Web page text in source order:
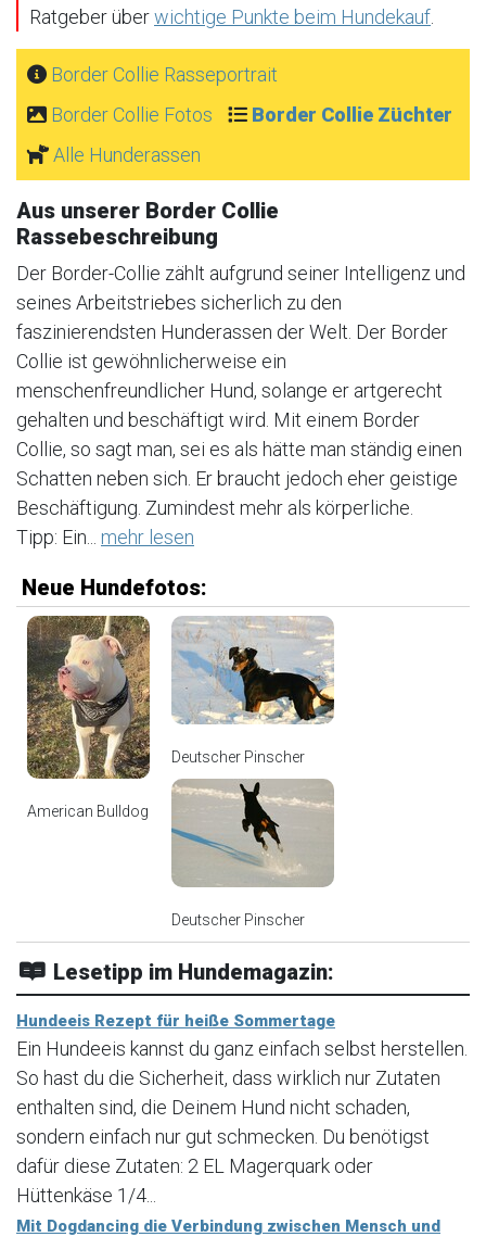
Ratgeber überwichtige Punkte beim Hundekauf
Border Collie Rasseportrait
Border Collie Fotos
Border Collie Züchter
Alle Hunderassen
Aus unserer Border Collie
Rassebeschreibung
Der Border-Collie zählt aufgrund seiner Intelligenz und
seines Arbeitstriebes sicherlich zu den
faszinierendsten Hunderassen der Welt. Der Border
Collie ist gewöhnlicherweise ein
menschenfreundlicher Hund, solange er artgerecht
gehalten und beschäftigt wird. Mit einem Border
Collie, so sagt man, sei es als hätte man ständig einen
Schatten neben sich. Er braucht jedoch eher geistige
Beschäftigung. Zumindest mehr als körperliche.
Tipp: Ein... mehr lesen
Neue Hundefotos:
American Bulldog
Deutscher Pinscher
Deutscher Pinscher
Lesetipp im Hundemagazin:
Hundeeis Rezept für heiße Sommertage
Ein Hundeeis kannst du ganz einfach selbst herstellen.
So hast du die Sicherheit, dass wirklich nur Zutaten
enthalten sind, die Deinem Hund nicht schaden,
sondern einfach nur gut schmecken. Du benötigst
dafür diese Zutaten: 2 EL Magerquark oder
Hüttenkäse 1/4...
Mit Dogdancing die Verbindung zwischen Mensch und